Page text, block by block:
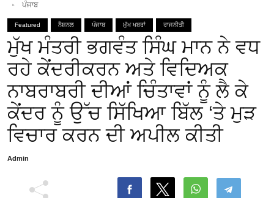
ਪੰਜਾਬ
Featured ਨੈਸ਼ਨਲ ਪੰਜਾਬ ਮੁੱਖ ਖਬਰਾਂ ਰਾਜਨੀਤੀ
ਮੁੱਖ ਮੰਤਰੀ ਭਗਵੰਤ ਸਿੰਘ ਮਾਨ ਨੇ ਵਧ
ਰਹੇ ਕੇਂਦਰੀਕਰਨ ਅਤੇ ਵਿਦਿਅਕ
ਨਾਬਰਾਬਰੀ ਦੀਆਂ ਚਿੰਤਾਵਾਂ ਨੂੰ ਲੈ ਕੇ
ਕੇਂਦਰ ਨੂੰ ਉੱਚ ਸਿੱਖਿਆ ਬਿੱਲ ‘ਤੇ ਮੁੜ
ਵਿਚਾਰ ਕਰਨ ਦੀ ਅਪੀਲ ਕੀਤੀ
Admin